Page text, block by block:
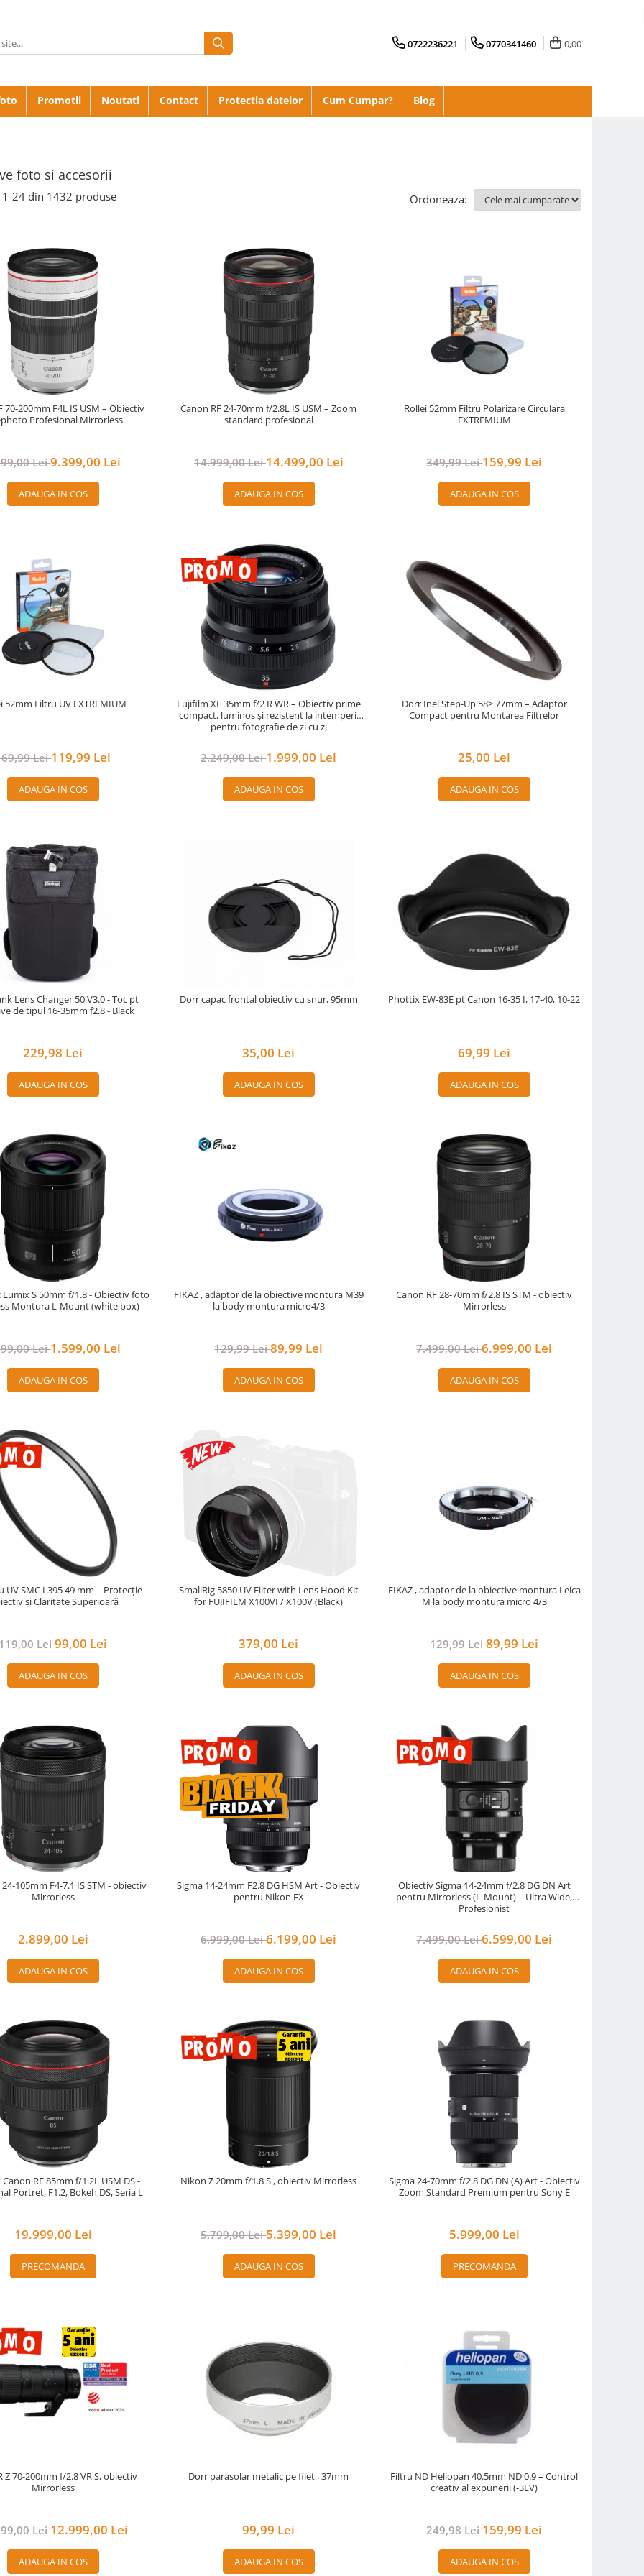
0722236221 0770341460 0,00
Promotii Noutati Contact Protectia datelor Cum Cumpar? Blog
foto si accesorii
1-24 din 1432 produse Ordoneaza:
70-200mm F4L IS USM – Obiectiv
Profesional Mirrorless
Lei9.399,00 Lei
ADAUGA IN COS
Canon RF 24-70mm f/2.8L IS USM – Zoom
standard profesional
14.999,00 Lei14.499,00 Lei
ADAUGA IN COS
Rollei 52mm Filtru Polarizare Circulara
EXTREMIUM
349,99 Lei159,99 Lei
ADAUGA IN COS
52mm Filtru UV EXTREMIUM
Lei119,99 Lei
ADAUGA IN COS
Fujifilm XF 35mm f/2 R WR – Obiectiv prime
compact, luminos și rezistent la intemperii
pentru fotografie de zi cu zi
2.249,00 Lei1.999,00 Lei
ADAUGA IN COS
Dorr Inel Step-Up 58> 77mm – Adaptor
Compact pentru Montarea Filtrelor
25,00 Lei
ADAUGA IN COS
Lens Changer 50 V3.0 - Toc pt
de tipul 16-35mm f2.8 - Black
229,98 Lei
ADAUGA IN COS
Dorr capac frontal obiectiv cu snur, 95mm
35,00 Lei
ADAUGA IN COS
Phottix EW-83E pt Canon 16-35 I, 17-40, 10-22
69,99 Lei
ADAUGA IN COS
Lumix S 50mm f/1.8 - Obiectiv foto
Montura L-Mount (white box)
Lei1.599,00 Lei
ADAUGA IN COS
FIKAZ , adaptor de la obiective montura M39
la body montura micro4/3
129,99 Lei89,99 Lei
ADAUGA IN COS
Canon RF 28-70mm f/2.8 IS STM - obiectiv
Mirrorless
7.499,00 Lei6.999,00 Lei
ADAUGA IN COS
UV SMC L395 49 mm – Protecție
și Claritate Superioară
Lei99,00 Lei
ADAUGA IN COS
SmallRig 5850 UV Filter with Lens Hood Kit
for FUJIFILM X100VI / X100V (Black)
379,00 Lei
ADAUGA IN COS
FIKAZ , adaptor de la obiective montura Leica
M la body montura micro 4/3
129,99 Lei89,99 Lei
ADAUGA IN COS
24-105mm F4-7.1 IS STM - obiectiv
Mirrorless
2.899,00 Lei
ADAUGA IN COS
Sigma 14-24mm F2.8 DG HSM Art - Obiectiv
pentru Nikon FX
6.999,00 Lei6.199,00 Lei
ADAUGA IN COS
Obiectiv Sigma 14-24mm f/2.8 DG DN Art
pentru Mirrorless (L-Mount) – Ultra Wide,
Profesionist
7.499,00 Lei6.599,00 Lei
ADAUGA IN COS
RF 85mm f/1.2L USM DS -
Portret, F1.2, Bokeh DS, Seria L
19.999,00 Lei
PRECOMANDA
Nikon Z 20mm f/1.8 S , obiectiv Mirrorless
5.799,00 Lei5.399,00 Lei
ADAUGA IN COS
Sigma 24-70mm f/2.8 DG DN (A) Art - Obiectiv
Zoom Standard Premium pentru Sony E
5.999,00 Lei
PRECOMANDA
Z 70-200mm f/2.8 VR S, obiectiv
Mirrorless
Lei12.999,00 Lei
ADAUGA IN COS
Dorr parasolar metalic pe filet , 37mm
99,99 Lei
ADAUGA IN COS
Filtru ND Heliopan 40.5mm ND 0.9 – Control
creativ al expunerii (-3EV)
249,98 Lei159,99 Lei
ADAUGA IN COS